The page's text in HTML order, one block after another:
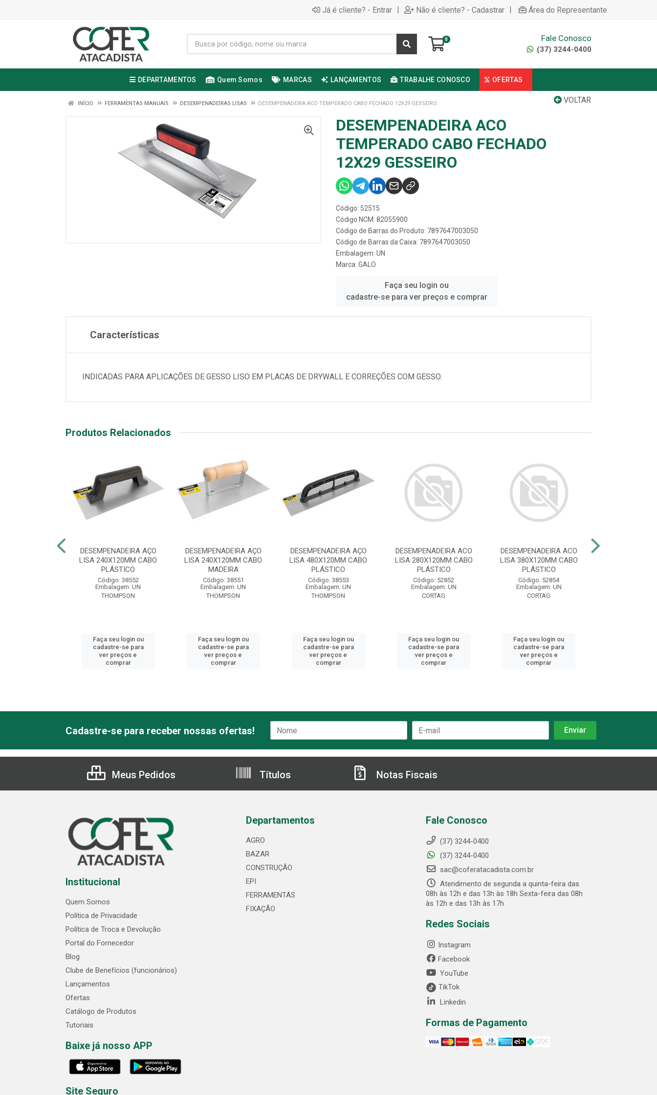
Já é cliente? - Entrar | Não é cliente? - Cadastrar | Área do Representante
0 Fale Conosco
(37) 3244-0400
DEPARTAMENTOS Quem Somos MARCAS LANÇAMENTOS TRABALHE CONOSCO OFERTAS
VOLTAR
INÍCIO FERRAMENTAS MANUAIS DESEMPENADEIRAS LISAS DESEMPENADEIRA ACO TEMPERADO CABO FECHADO 12X29 GESSEIRO
DESEMPENADEIRA ACO
TEMPERADO CABO FECHADO
12X29 GESSEIRO
Código: 52515
Código NCM: 82055900
Código de Barras do Produto: 7897647003050
Código de Barras da Caixa: 7897647003050
Embalagem: UN
Marca: GALO
Faça seu login ou
cadastre-se para ver preços e comprar
Características
INDICADAS PARA APLICAÇÕES DE GESSO LISO EM PLACAS DE DRYWALL E CORREÇÕES COM GESSO.
Produtos Relacionados
DESEMPENADEIRA AÇO
LISA 240X120MM CABO
PLÁSTICO
Código: 38552
Embalagem: UN
THOMPSON
Faça seu login ou
cadastre-se para
ver preços e
comprar
DESEMPENADEIRA AÇO
LISA 240X120MM CABO
MADEIRA
Código: 38551
Embalagem: UN
THOMPSON
Faça seu login ou
cadastre-se para
ver preços e
comprar
DESEMPENADEIRA AÇO
LISA 480X120MM CABO
PLÁSTICO
Código: 38553
Embalagem: UN
THOMPSON
Faça seu login ou
cadastre-se para
ver preços e
comprar
DESEMPENADEIRA ACO
LISA 280X120MM CABO
PLÁSTICO
Código: 52852
Embalagem: UN
CORTAG
Faça seu login ou
cadastre-se para
ver preços e
comprar
DESEMPENADEIRA ACO
LISA 380X120MM CABO
PLÁSTICO
Código: 52854
Embalagem: UN
CORTAG
Faça seu login ou
cadastre-se para
ver preços e
comprar
Cadastre-se para receber nossas ofertas!
Meus Pedidos Títulos Notas Fiscais
Institucional
Quem Somos
Política de Privacidade
Política de Troca e Devolução
Portal do Fornecedor
Blog
Clube de Benefícios (funcionários)
Lançamentos
Ofertas
Catálogo de Produtos
Tutoriais
Baixe já nosso APP
Site Seguro
Departamentos
AGRO
BAZAR
CONSTRUÇÃO
EPI
FERRAMENTAS
FIXAÇÃO
Fale Conosco
(37) 3244-0400
(37) 3244-0400
sac@coferatacadista.com.br
Atendimento de segunda a quinta-feira das
08h às 12h e das 13h às 18h Sexta-feira das 08h
às 12h e das 13h às 17h
Redes Sociais
Instagram
Facebook
YouTube
TikTok
Linkedin
Formas de Pagamento